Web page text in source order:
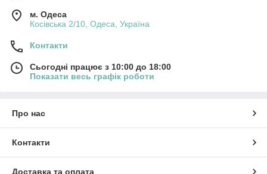
м. Одеса
Косівська 2/10, Одеса, Україна
Контакти
Сьогодні працює з 10:00 до 18:00
Показати весь графік роботи
Про нас
Контакти
Доставка та оплата